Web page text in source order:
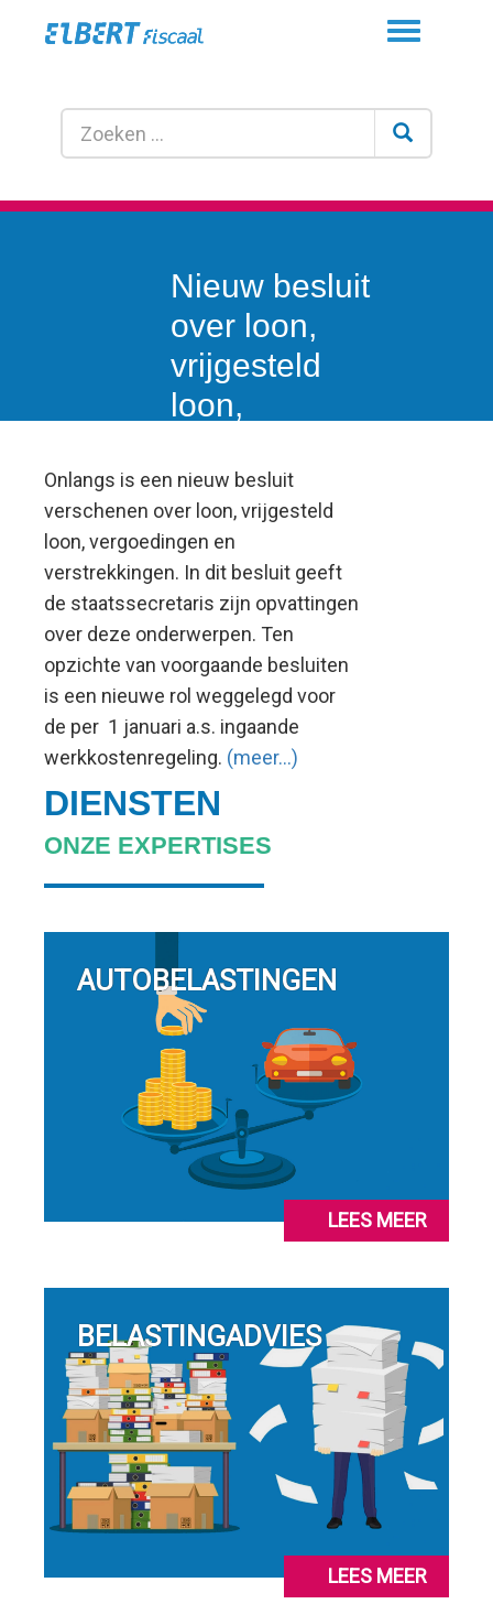
Toggle
Nieuw besluit
over loon,
vrijgesteld
loon,
en
verstrekkingen
Onlangs is een nieuw besluit
verschenen over loon, vrijgesteld
loon, vergoedingen en
verstrekkingen. In dit besluit geeft
de staatssecretaris zijn opvattingen
over deze onderwerpen. Ten
opzichte van voorgaande besluiten
is een nieuwe rol weggelegd voor
de per 1 januari a.s. ingaande
werkkostenregeling. (meer…)
DIENSTEN
ONZE EXPERTISES
AUTOBELASTINGEN
LEES MEER
BELASTINGADVIES
LEES MEER